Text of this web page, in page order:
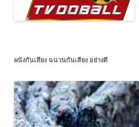
ผนังกันเสียง ฉนวนกันเสียง อย่างดี